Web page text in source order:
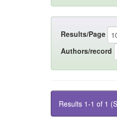
Results/Page
Authors/record
Results 1-1 of 1